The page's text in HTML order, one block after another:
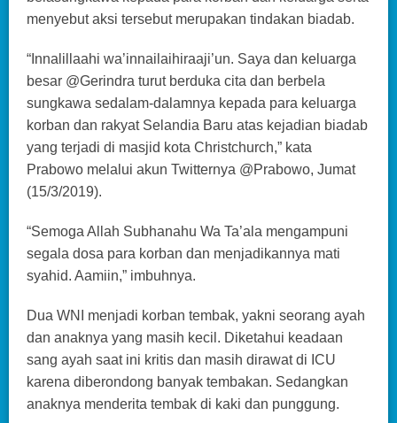
menyebut aksi tersebut merupakan tindakan biadab.
“Innalillaahi wa’innailaihiraaji’un. Saya dan keluarga
besar @Gerindra turut berduka cita dan berbela
sungkawa sedalam-dalamnya kepada para keluarga
korban dan rakyat Selandia Baru atas kejadian biadab
yang terjadi di masjid kota Christchurch,” kata
Prabowo melalui akun Twitternya @Prabowo, Jumat
(15/3/2019).
“Semoga Allah Subhanahu Wa Ta’ala mengampuni
segala dosa para korban dan menjadikannya mati
syahid. Aamiin,” imbuhnya.
Dua WNI menjadi korban tembak, yakni seorang ayah
dan anaknya yang masih kecil. Diketahui keadaan
sang ayah saat ini kritis dan masih dirawat di ICU
karena diberondong banyak tembakan. Sedangkan
anaknya menderita tembak di kaki dan punggung.